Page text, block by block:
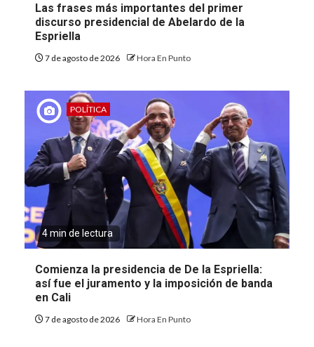
Las frases más importantes del primer
discurso presidencial de Abelardo de la
Espriella
7 de agosto de 2026 Hora En Punto
POLÍTICA
4 min de lectura
Comienza la presidencia de De la Espriella:
así fue el juramento y la imposición de banda
en Cali
7 de agosto de 2026 Hora En Punto